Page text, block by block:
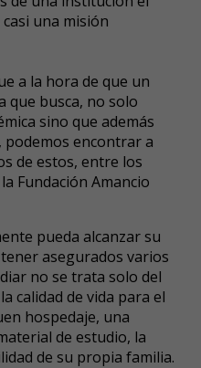
una misión
a la hora de que un
que busca, no solo
sino que además
encontrar a
de estos, entre los
Fundación Amancio
pueda alcanzar su
asegurados varios
no se trata solo del
calidad de vida para el
hospedaje, una
de estudio, la
de su propia familia.